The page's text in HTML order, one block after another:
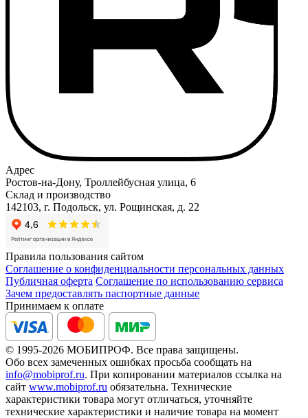
Адрес
Ростов-на-Дону, Троллейбусная улица, 6
Склад и производство
142103, г. Подольск, ул. Рощинская, д. 22
Правила пользования сайтом
Соглашение о конфиденциальности персональных данных
Публичная оферта Соглашение по использованию сервиса
Зачем предоставлять паспортные данные
Принимаем к оплате
© 1995-2026 МОБИПРОФ. Все права защищены.
Обо всех замеченных ошибках просьба сообщать на
info@mobiprof.ru. При копировании материалов ссылка на
сайт www.mobiprof.ru обязательна. Технические
характеристики товара могут отличаться, уточняйте
технические характеристики и наличие товара на момент